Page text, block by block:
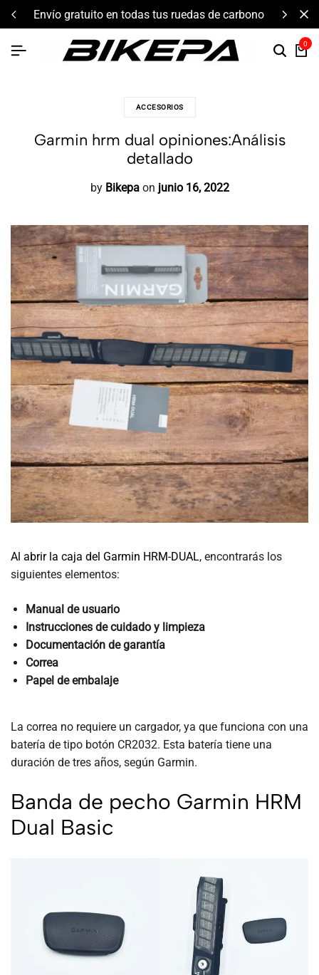
envío gratuito en todas tus ruedas de carbono
0
ACCESORIOS
Garmin hrm dual opiniones:Análisis
detallado
by Bikepa on junio 16, 2022
Al abrir la caja del Garmin HRM-DUAL, encontrarás los
siguientes elementos:
Manual de usuario
Instrucciones de cuidado y limpieza
Documentación de garantía
Correa
Papel de embalaje
La correa no requiere un cargador, ya que funciona con una
batería de tipo botón CR2032. Esta batería tiene una
duración de tres años, según Garmin.
Banda de pecho Garmin HRM
Dual Basic